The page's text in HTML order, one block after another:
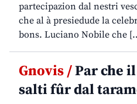
partecipazion dal nestri
che al à presiedude la
bons. Luciano Nobile che
Gnovis /Par che
salti fûr dal